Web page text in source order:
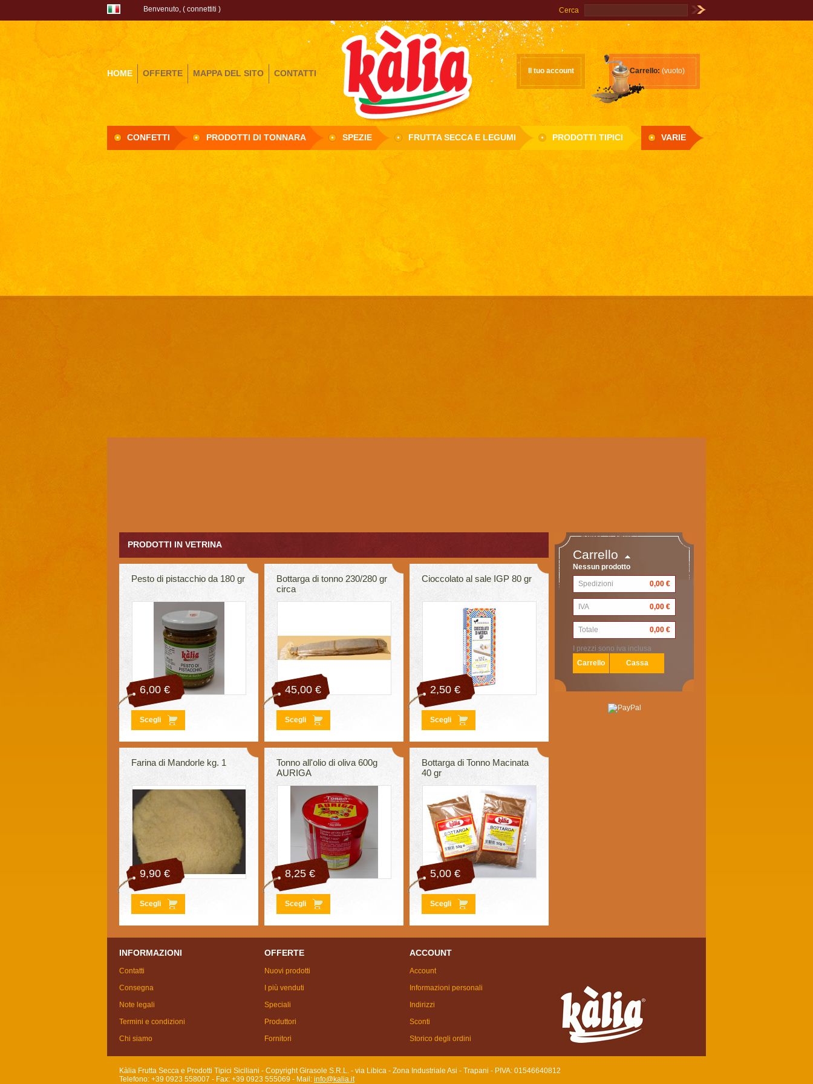
Girasole S.R.L.
Benvenuto, ( connettiti )
Carrello: (vuoto)
Il tuo account
Cerca
Vai!
CONFETTI PRODOTTI DI TONNARA SPEZIE FRUTTA SECCA E LEGUMI PRODOTTI TIPICI VARIE
HOME OFFERTE MAPPA DEL SITO CONTATTI
PRODOTTI IN VETRINA
Pesto di pistacchio da 180 gr
6,00 €
Scegli
Bottarga di tonno 230/280 gr
circa
45,00 €
Scegli
Cioccolato al sale IGP 80 gr
2,50 €
Scegli
Farina di Mandorle kg. 1
9,90 €
Scegli
Tonno all'olio di oliva 600g
AURIGA
8,25 €
Scegli
Bottarga di Tonno Macinata
40 gr
5,00 €
Scegli
Carrello
Nessun prodotto
Spedizioni
0,00 €
IVA 0,00 €
Totale 0,00 €
I prezzi sono iva inclusa
Carrello
Cassa
INFORMAZIONI
Contatti
Consegna
Note legali
Termini e condizioni
Chi siamo
OFFERTE
Nuovi prodotti
I più venduti
Speciali
Produttori
Fornitori
ACCOUNT
Account
Informazioni personali
Indirizzi
Sconti
Storico degli ordini
Kàlia Frutta Secca e Prodotti Tipici Siciliani - Copyright Girasole S.R.L. - via Libica - Zona Industriale Asi - Trapani - PIVA: 01546640812
Telefono: +39 0923 558007 - Fax: +39 0923 555069 - Mail: info@kalia.it